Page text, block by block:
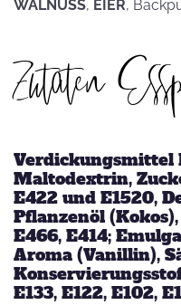
WALNUSS, EIER,
Zutaten
Verdickungsmittel
Maltodextrin,
E422 und E1520,
Pflanzenöl
E466, E414;
Aroma (Vanillin),
E133, E122, E102,